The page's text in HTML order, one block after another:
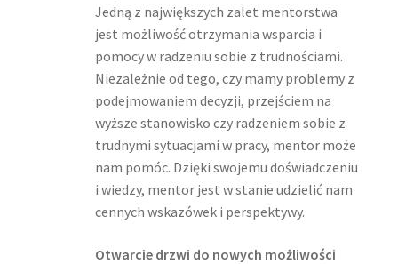
Jedną z największych zalet mentorstwa
jest możliwość otrzymania wsparcia i
pomocy w radzeniu sobie z trudnościami.
Niezależnie od tego, czy mamy problemy z
podejmowaniem decyzji, przejściem na
wyższe stanowisko czy radzeniem sobie z
trudnymi sytuacjami w pracy, mentor może
nam pomóc. Dzięki swojemu doświadczeniu
i wiedzy, mentor jest w stanie udzielić nam
cennych wskazówek i perspektywy.
Otwarcie drzwi do nowych możliwości